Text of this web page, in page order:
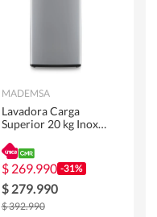
MADEMSA
Lavadora Carga
Superior 20 kg Inox
$ 269.990 -31%
$ 279.990
$392.990